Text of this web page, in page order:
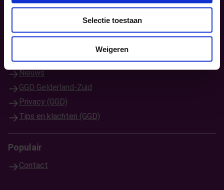
Selectie toestaan
Weigeren
Nieuws
GGD Gelderland-Zuid
Privacy (GGD)
Tips en klachten (GGD)
Populair
Contact